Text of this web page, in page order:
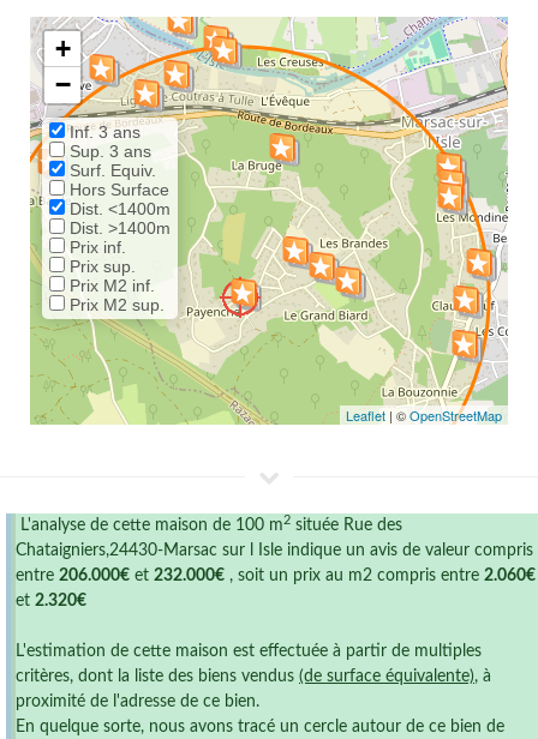
+
−
Inf. 3 ans
Sup. 3 ans
Surf. Equiv.
Hors Surface
Dist. <1400m
Dist. >1400m
Prix inf.
Prix sup.
Prix M2 inf.
Prix M2 sup.
Leaflet | ©OpenStreetMap
L'analyse de cette maison de 100 m 2 située Rue des
Chataigniers,24430-Marsac sur l Isle indique un avis de valeur compris
entre 206.000€ et 232.000€ , soit un prix au m2 compris entre 2.060€
et 2.320€
L'estimation de cette maison est effectuée à partir de multiples
critères, dont la liste des biens vendus (de surface équivalente), à
proximité de l'adresse de ce bien.
En quelque sorte, nous avons tracé un cercle autour de ce bien de